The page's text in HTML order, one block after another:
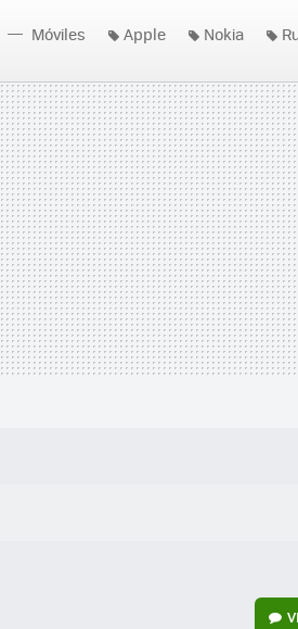
Móviles Apple Nokia